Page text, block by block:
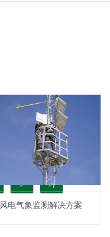
风电气象监测解决方案
> >|